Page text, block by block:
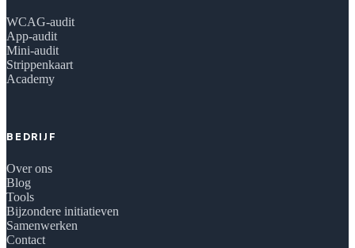
WCAG-audit
App-audit
Mini-audit
Strippenkaart
Academy
BEDRIJF
Over ons
Blog
Tools
Bijzondere initiatieven
Samenwerken
Contact